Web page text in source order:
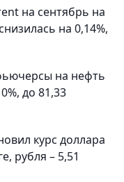
на сентябрь на
на 0,14%,
на нефть
до 81,33
курс доллара
рубля – 5,51